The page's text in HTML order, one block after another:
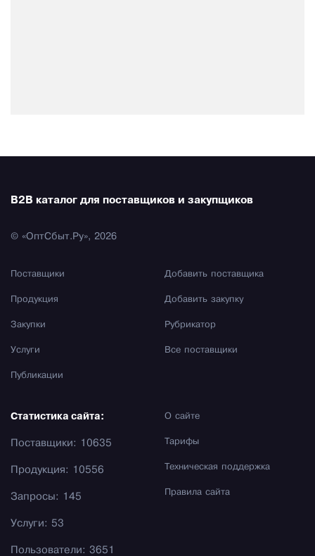
B2B каталог для поставщиков и закупщиков
© «ОптСбыт.Ру», 2026
Поставщики
Продукция
Закупки
Услуги
Публикации
Добавить поставщика
Добавить закупку
Рубрикатор
Все поставщики
О сайте
Тарифы
Техническая поддержка
Правила сайта
Статистика сайта:
Поставщики: 10635
Продукция: 10556
Запросы: 145
Услуги: 53
Пользователи: 3651